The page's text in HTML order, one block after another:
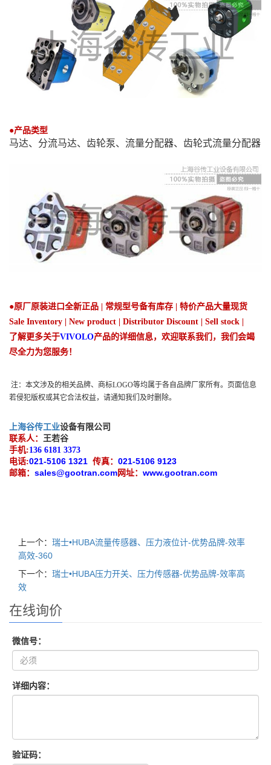
●产品类型
马达、分流马达、齿轮泵、流量分配器、齿轮式流量分配器
●原厂原装进口全新正品 | 常规型号备有库存 | 特价产品大量现货
Sale Inventory | New product | Distributor Discount | Sell stock |
了解更多关于VIVOLO产品的详细信息，欢迎联系我们，我们会竭
尽全力为您服务！
注： 本文涉及的相关品牌、商标LOGO等均属于各自品牌厂家所有。页面信息
若侵犯版权或其它合法权益，请通知我们及时删除。
上海谷传工业设备有限公司
联系人：
王若谷
手机:136 6181 3373
电话:021-5106 1321 传真： 021-5106 9123
邮箱： sales@gootran.com网址： www.gootran.com
上一个： 瑞士•HUBA流量传感器、压力液位计-优势品牌-效率
高效-360
下一个： 瑞士•HUBA压力开关、压力传感器-优势品牌-效率高
效
在线询价
微信号：
详细内容：
验证码：